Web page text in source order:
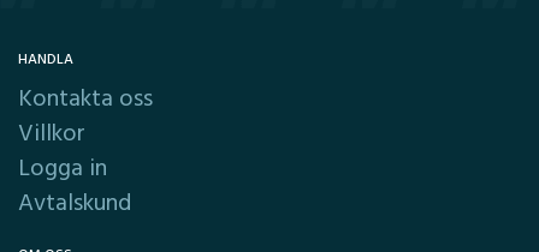
HANDLA
Kontakta oss
Villkor
Logga in
Avtalskund